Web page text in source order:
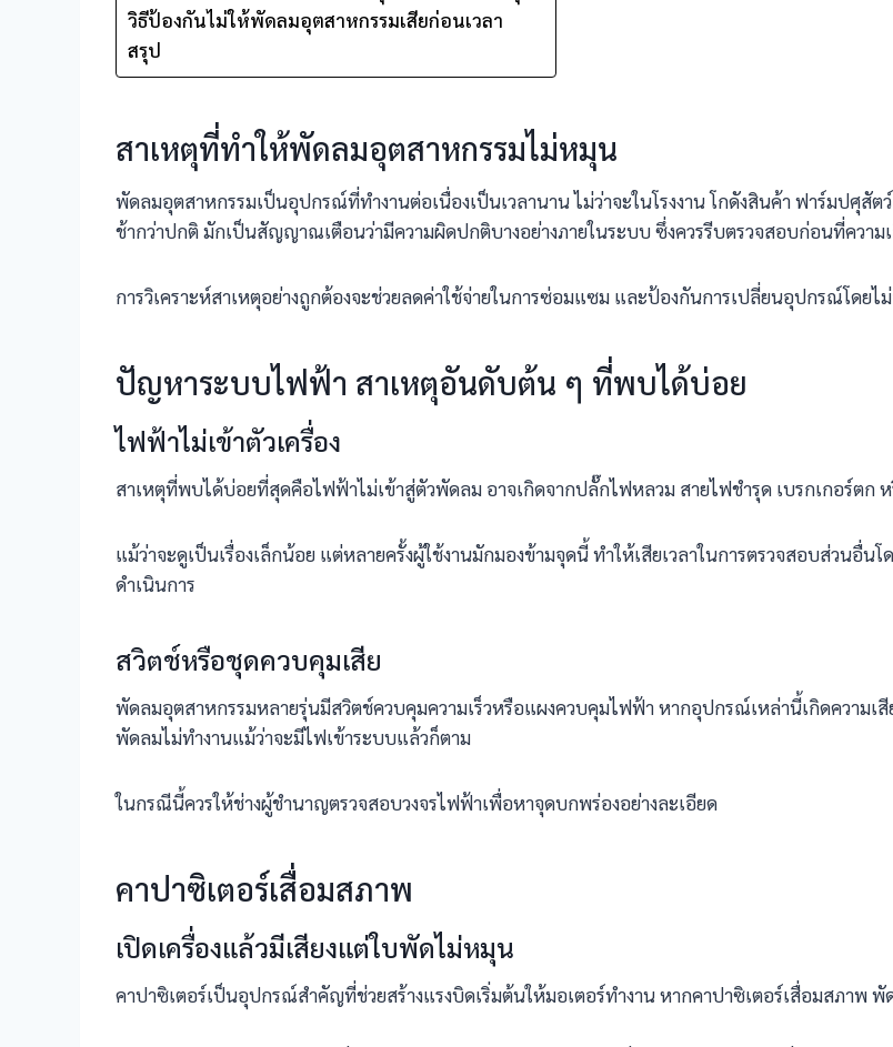
วิธีป้องกันไม่ให้พัดลมอุตสาหกรรมเสียก่อนเวลา
สรุป
สาเหตุที่ทำให้พัดลมอุตสาหกรรมไม่หมุน
พัดลมอุตสาหกรรมเป็นอุปกรณ์ที่ทำงานต่อเนื่องเป็นเวลานาน ไม่ว่าจะในโรงงาน โกดังสินค้า ฟาร์มปศุสั
ช้ากว่าปกติ มักเป็นสัญญาณเตือนว่ามีความผิดปกติบางอย่างภายในระบบ ซึ่งควรรีบตรวจสอบก่อนที่ความ
การวิเคราะห์สาเหตุอย่างถูกต้องจะช่วยลดค่าใช้จ่ายในการซ่อมแซม และป้องกันการเปลี่ยนอุปกรณ์โดยไ
ปัญหาระบบไฟฟ้า สาเหตุอันดับต้น ๆ ที่พบได้บ่อย
ไฟฟ้าไม่เข้าตัวเครื่อง
สาเหตุที่พบได้บ่อยที่สุดคือไฟฟ้าไม่เข้าสู่ตัวพัดลม อาจเกิดจากปลั๊กไฟหลวม สายไฟชำรุด เบรกเกอร์ตก
แม้ว่าจะดูเป็นเรื่องเล็กน้อย แต่หลายครั้งผู้ใช้งานมักมองข้ามจุดนี้ ทำให้เสียเวลาในการตรวจสอบส่วนอื่
ดำเนินการ
สวิตช์หรือชุดควบคุมเสีย
พัดลมอุตสาหกรรมหลายรุ่นมีสวิตช์ควบคุมความเร็วหรือแผงควบคุมไฟฟ้า หากอุปกรณ์เหล่านี้เกิดความเ
พัดลมไม่ทำงานแม้ว่าจะมีไฟเข้าระบบแล้วก็ตาม
ในกรณีนี้ควรให้ช่างผู้ชำนาญตรวจสอบวงจรไฟฟ้าเพื่อหาจุดบกพร่องอย่างละเอียด
คาปาซิเตอร์เสื่อมสภาพ
เปิดเครื่องแล้วมีเสียงแต่ใบพัดไม่หมุน
คาปาซิเตอร์เป็นอุปกรณ์สำคัญที่ช่วยสร้างแรงบิดเริ่มต้นให้มอเตอร์ทำงาน หากคาปาซิเตอร์เสื่อมสภาพ